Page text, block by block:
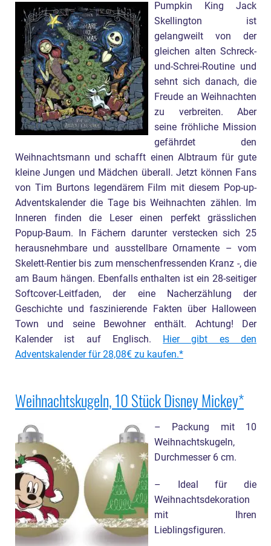
Pumpkin King Jack
Skellington ist
gelangweilt von der
gleichen alten Schreck-
und-Schrei-Routine und
sehnt sich danach, die
Freude an Weihnachten
zu verbreiten. Aber
seine fröhliche Mission
gefährdet den
Weihnachtsmann und schafft einen Albtraum für gute
kleine Jungen und Mädchen überall. Jetzt können Fans
von Tim Burtons legendärem Film mit diesem Pop-up-
Adventskalender die Tage bis Weihnachten zählen. Im
Inneren finden die Leser einen perfekt grässlichen
Popup-Baum. In Fächern darunter verstecken sich 25
herausnehmbare und ausstellbare Ornamente – vom
Skelett-Rentier bis zum menschenfressenden Kranz -, die
am Baum hängen. Ebenfalls enthalten ist ein 28-seitiger
Softcover-Leitfaden, der eine Nacherzählung der
Geschichte und faszinierende Fakten über Halloween
Town und seine Bewohner enthält. Achtung! Der
Kalender ist auf Englisch.
Hier gibt es den
Adventskalender für 28,08€ zu kaufen.
Weihnachtskugeln, 10 Stück Disney Mickey
– Packung mit 10
Weihnachtskugeln,
Durchmesser 6 cm.
– Ideal für die
Weihnachtsdekoration
mit Ihren
Lieblingsfiguren.